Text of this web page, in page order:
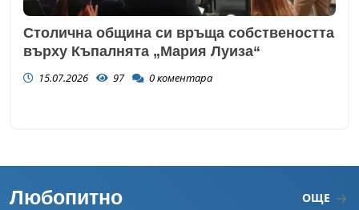
Столична община си връща собствеността
върху Къпалнята „Мария Луиза“
15.07.2026 97 0коментара
Любопитно ОЩЕ